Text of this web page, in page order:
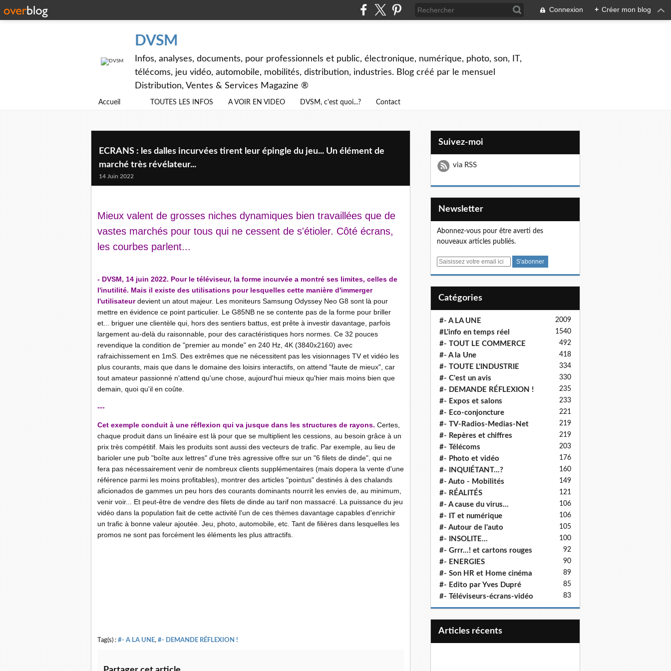
Connexion + Créer mon blog
DVSM
Infos, analyses, documents, pour professionnels et public, électronique, numérique, photo, son, IT,
télécoms, jeu vidéo, automobile, mobilités, distribution, industries. Blog créé par le mensuel
Distribution, Ventes & Services Magazine ®
Accueil TOUTES LES INFOS A VOIR EN VIDEO DVSM, c'est quoi...? Contact
ECRANS : les dalles incurvées tirent leur épingle du jeu... Un élément de
marché très révélateur...
14 Juin 2022
Mieux valent de grosses niches dynamiques bien travaillées que de
vastes marchés pour tous qui ne cessent de s'étioler. Côté écrans,
les courbes parlent...
- DVSM, 14 juin 2022. Pour le téléviseur, la forme incurvée a montré ses limites, celles de
l'inutilité. Mais il existe des utilisations pour lesquelles cette manière d'immerger
l'utilisateurdevient un atout majeur. Les moniteurs Samsung Odyssey Neo G8 sont là pour
mettre en évidence ce point particulier. Le G85NB ne se contente pas de la forme pour briller
et... briguer une clientèle qui, hors des sentiers battus, est prête à investir davantage, parfois
largement au-delà du raisonnable, pour des caractéristiques hors normes. Ce 32 pouces
revendique la condition de "premier au monde" en 240 Hz, 4K (3840x2160) avec
rafraichissement en 1mS. Des extrêmes que ne nécessitent pas les visionnages TV et vidéo les
plus courants, mais que dans le domaine des loisirs interactifs, on attend "faute de mieux", car
tout amateur passionné n'attend qu'une chose, aujourd'hui mieux qu'hier mais moins bien que
demain, quoi qu'il en coûte.
---
Cet exemple conduit à une réflexion qui va jusque dans les structures de rayons. Certes,
chaque produit dans un linéaire est là pour que se multiplient les cessions, au besoin grâce à un
prix très compétitif. Mais les produits sont aussi des vecteurs de trafic. Par exemple, au lieu de
barioler une pub "boîte aux lettres" d'une très agressive offre sur un "6 filets de dinde", qui ne
fera pas nécessairement venir de nombreux clients supplémentaires (mais dopera la vente d'une
référence parmi les moins profitables), montrer des articles "pointus" destinés à des chalands
aficionados de gammes un peu hors des courants dominants nourrit les envies de, au minimum,
venir voir... Et peut-être de vendre des filets de dinde au tarif non massacré. La puissance du jeu
vidéo dans la population fait de cette activité l'un de ces thèmes davantage capables d'enrichir
un trafic à bonne valeur ajoutée. Jeu, photo, automobile, etc. Tant de filières dans lesquelles les
promos ne sont pas forcément les éléments les plus attractifs.
Tag(s) : #- A LA UNE, #- DEMANDE RÉFLEXION !
Suivez-moi
via RSS
Newsletter
Abonnez-vous pour être averti des
nouveaux articles publiés.
E
Catégories
#- A LA UNE 2009
#L'info en temps réel 1540
#- TOUT LE COMMERCE 492
#- A la Une 418
#- TOUTE L'INDUSTRIE 334
#- C'est un avis 330
#- DEMANDE RÉFLEXION ! 235
#- Expos et salons 233
#- Eco-conjoncture 221
#- TV-Radios-Medias-Net 219
#- Repères et chiffres 219
#- Télécoms 203
#- Photo et vidéo 176
#- INQUIÉTANT...? 160
#- Auto - Mobilités 149
#- RÉALITÉS 121
#- A cause du virus... 106
#- IT et numérique 106
#- Autour de l'auto 105
#- INSOLITE... 100
#- Grrr...! et cartons rouges 92
#- ENERGIES 90
#- Son HR et Home cinéma 89
#- Edito par Yves Dupré 85
#- Téléviseurs-écrans-vidéo 83
articles récents